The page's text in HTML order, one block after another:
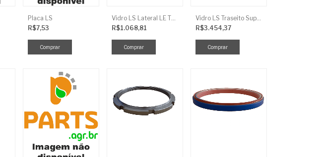
Placa LS
R$7,53
Vidro LS Lateral LE TRG863
R$1.068,81
Vidro LS Traseito Superior TR
R$3.454,37